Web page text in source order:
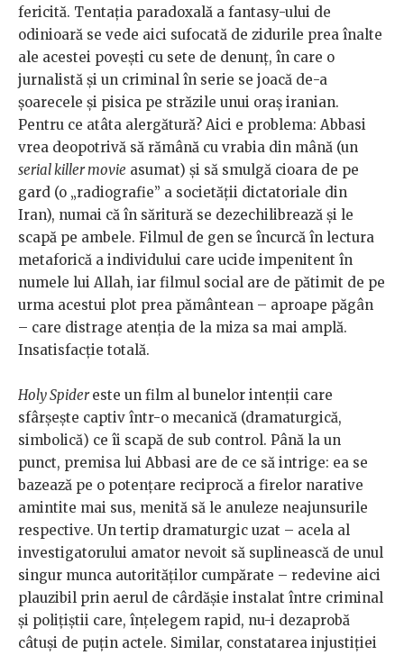
fericită. Tentația paradoxală a fantasy-ului de
odinioară se vede aici sufocată de zidurile prea înalte
ale acestei povești cu sete de denunț, în care o
jurnalistă și un criminal în serie se joacă de-a
șoarecele și pisica pe străzile unui oraș iranian.
Pentru ce atâta alergătură? Aici e problema: Abbasi
vrea deopotrivă să rămână cu vrabia din mână (un
serial killer movie asumat) și să smulgă cioara de pe
gard (o „radiografie” a societății dictatoriale din
Iran), numai că în săritură se dezechilibrează și le
scapă pe ambele. Filmul de gen se încurcă în lectura
metaforică a individului care ucide impenitent în
numele lui Allah, iar filmul social are de pătimit de pe
urma acestui plot prea pământean – aproape păgân
– care distrage atenția de la miza sa mai amplă.
Insatisfacție totală.
Holy Spidereste un film al bunelor intenții care
sfârșește captiv într-o mecanică (dramaturgică,
simbolică) ce îi scapă de sub control. Până la un
punct, premisa lui Abbasi are de ce să intrige: ea se
bazează pe o potențare reciprocă a firelor narative
amintite mai sus, menită să le anuleze neajunsurile
respective. Un tertip dramaturgic uzat – acela al
investigatorului amator nevoit să suplinească de unul
singur munca autorităților cumpărate – redevine aici
plauzibil prin aerul de cârdășie instalat între criminal
și polițiștii care, înțelegem rapid, nu-i dezaprobă
câtuși de puțin actele. Similar, constatarea injustiției